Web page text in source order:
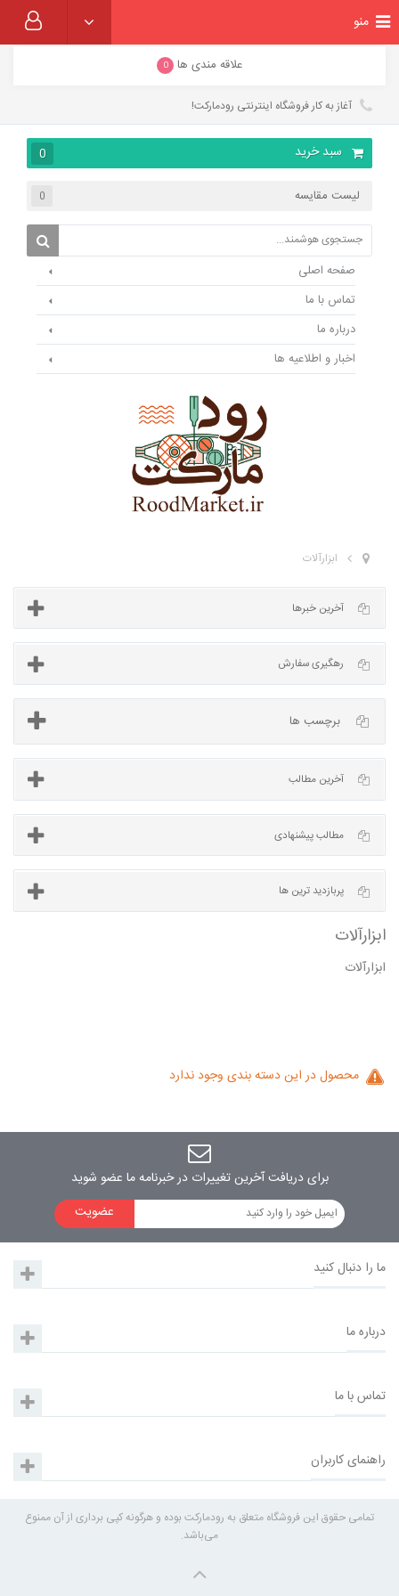
علاقه مندی ها 0
آغاز به کار فروشگاه اینترنتی رودمارکت!
سبد خرید 0
لیست مقایسه 0
صفحه اصلی
تماس با ما
درباره ما
اخبار و اطلاعیه ها
منو
ابزارآلات
آخرین خبرها
برچسب ها
آخرین مطالب
مطالب پیشنهادی
ابزارآلات
محصول در این دسته بندی وجود ندارد
برای دریافت آخرین تغییرات در خبرنامه ما عضو شوید
عضویت
ما را دنبال کنید
درباره ما
تماس با ما
راهنمای کاربران
تمامی حقوق این فروشگاه متعلق به رودمارکت بوده و هرگونه کپی برداری از آن ممنوع
می‌باشد.